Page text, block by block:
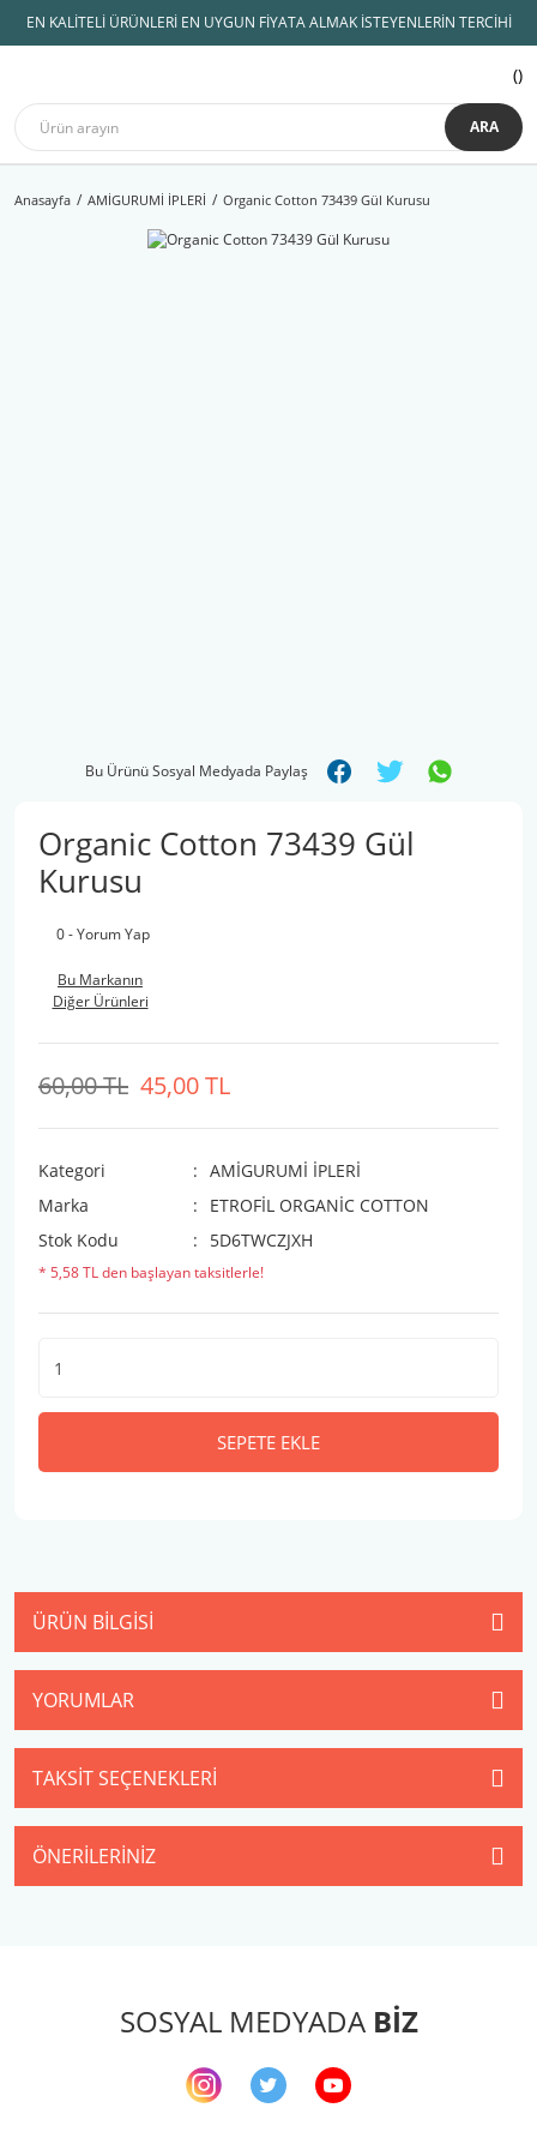
EN KALİTELİ ÜRÜNLERİ EN UYGUN FİYATA ALMAK İSTEYENLERİN TERCİHİ
ARA
Anasayfa AMİGURUMİ İPLERİ Organic Cotton 73439 Gül Kurusu
Bu Ürünü Sosyal Medyada Paylaş
Organic Cotton 73439 Gül
Kurusu
0 - Yorum Yap
Bu Markanın
Diğer Ürünleri
45,00 TL
60,00 TL
Kategori
AMİGURUMİ İPLERİ
Marka
ETROFİL ORGANİC COTTON
Stok Kodu
5D6TWCZJXH
* 5,58 TL den başlayan taksitlerle!
SEPETE EKLE
ÜRÜN BILGISI
YORUMLAR
TAKSIT SEÇENEKLERI
ÖNERILERINIZ
SOSYAL MEDYADA BİZ